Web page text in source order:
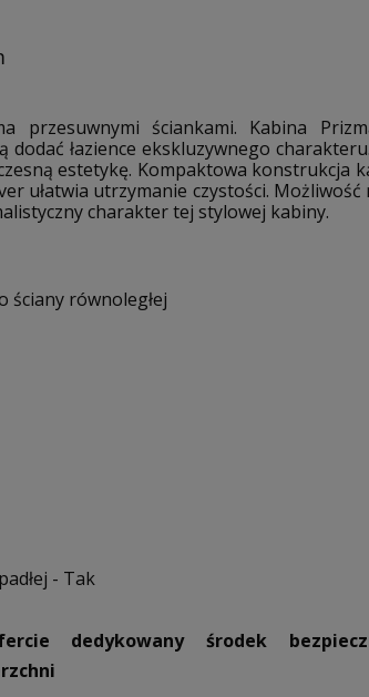
przesuwnymi ściankami. Kabina
łazience ekskluzywnego
estetykę. Kompaktowa konstrukcja
ułatwia utrzymanie czystości.
charakter tej stylowej kabiny.
ściany równoległej
- Tak
dedykowany środek